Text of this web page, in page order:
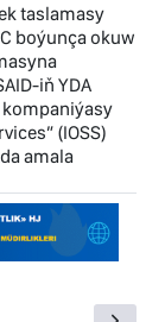
taslamasy
boýunça okuw
iň YDA
(IOSS)
amala